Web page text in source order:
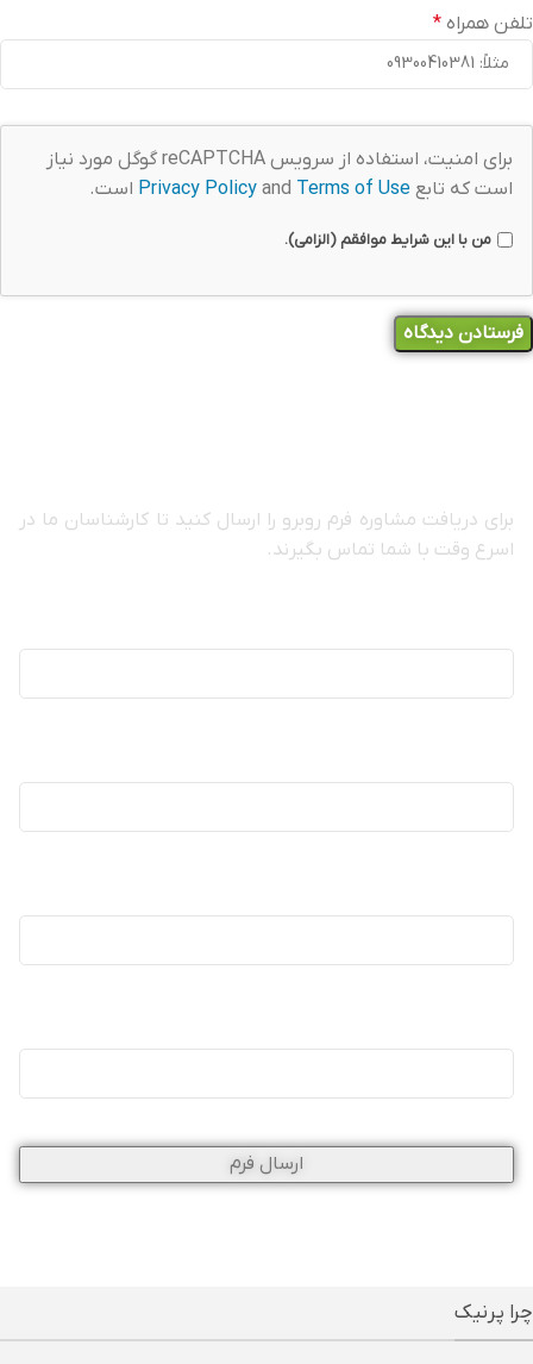
تلفن همراه *
برای امنیت، استفاده از سرویس reCAPTCHA گوگل مورد نیاز
است که تابع
Privacy Policy and Terms of Use است.
من با این شرایط موافقم (الزامی).
برای دریافت مشاوره فرم روبرو را ارسال کنید تا کارشناسان ما در
اسرع وقت با شما تماس بگیرند.
چرا پرنیک